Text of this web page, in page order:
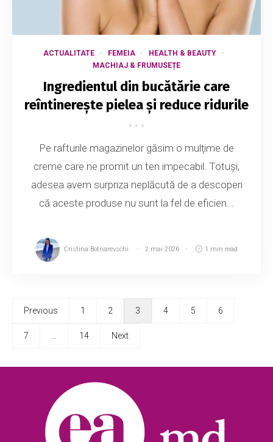
ACTUALITATE FEMEIA
HEALTH & BEAUTY
MACHIAJ & FRUMUSEȚE
Ingredientul din bucătărie care
reîntinerește pielea și reduce ridurile
Pe rafturile magazinelor găsim o mulțime de
creme care ne promit un ten impecabil. Totuși,
adesea avem surpriza neplăcută de a descoperi
că aceste produse nu sunt la fel de eficien...
Cristina Botnarevschi 2 mai 2026 1 min read
Previous 1 2 3 4 5 6
7 14 Next